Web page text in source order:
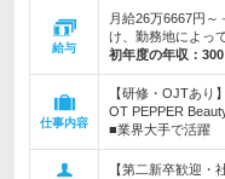
給与
月給26万6667円
け、勤務地によっ
初年度の年収：
仕事内容
【研修・OJTあり
OT PEPPER
■業界大手で活躍
【第二新卒歓迎・